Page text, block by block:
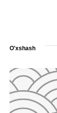
O'xshash